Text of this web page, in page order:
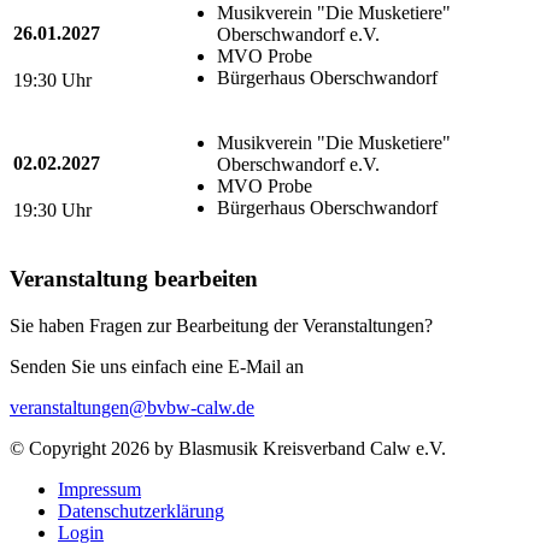
26.01.2027
19:30 Uhr
Musikverein "Die Musketiere"
Oberschwandorf e.V.
MVO Probe
Bürgerhaus Oberschwandorf
02.02.2027
19:30 Uhr
Musikverein "Die Musketiere"
Oberschwandorf e.V.
MVO Probe
Bürgerhaus Oberschwandorf
Veranstaltung bearbeiten
Sie haben Fragen zur Bearbeitung der Veranstaltungen?
Senden Sie uns einfach eine E-Mail an
veranstaltungen@bvbw-calw.de
© Copyright 2026 by Blasmusik Kreisverband Calw e.V.
Impressum
Datenschutzerklärung
Login